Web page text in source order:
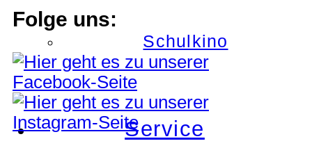
Schulkino
Service
Folge uns: